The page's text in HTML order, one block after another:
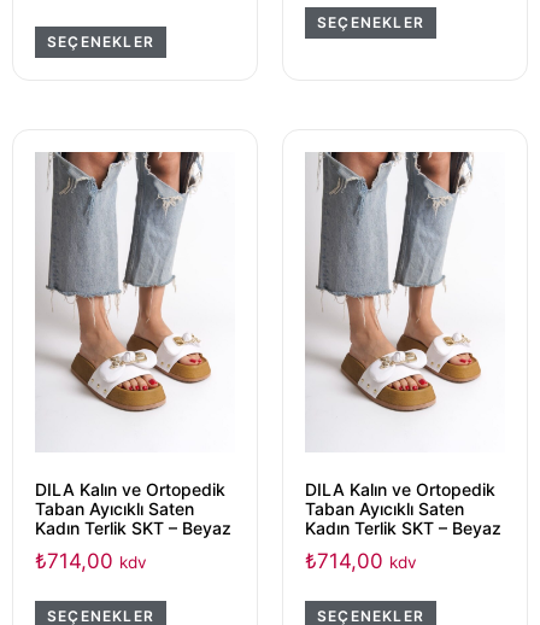
SEÇENEKLER
SEÇENEKLER
DILA Kalın ve Ortopedik
Taban Ayıcıklı Saten
Kadın Terlik SKT – Beyaz
₺714,00 kdv
SEÇENEKLER
DILA Kalın ve Ortopedik
Taban Ayıcıklı Saten
Kadın Terlik SKT – Beyaz
₺714,00 kdv
SEÇENEKLER